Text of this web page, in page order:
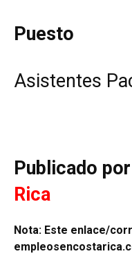
Puesto
Asistentes
Publicado por
Rica
Nota: Este enlace/